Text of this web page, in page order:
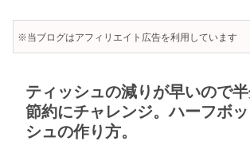
※当ブログはアフィリエイト広告を利用しています
ティッシュの減りが早いので
節約にチャレンジ。ハーフボ
シュの作り方。